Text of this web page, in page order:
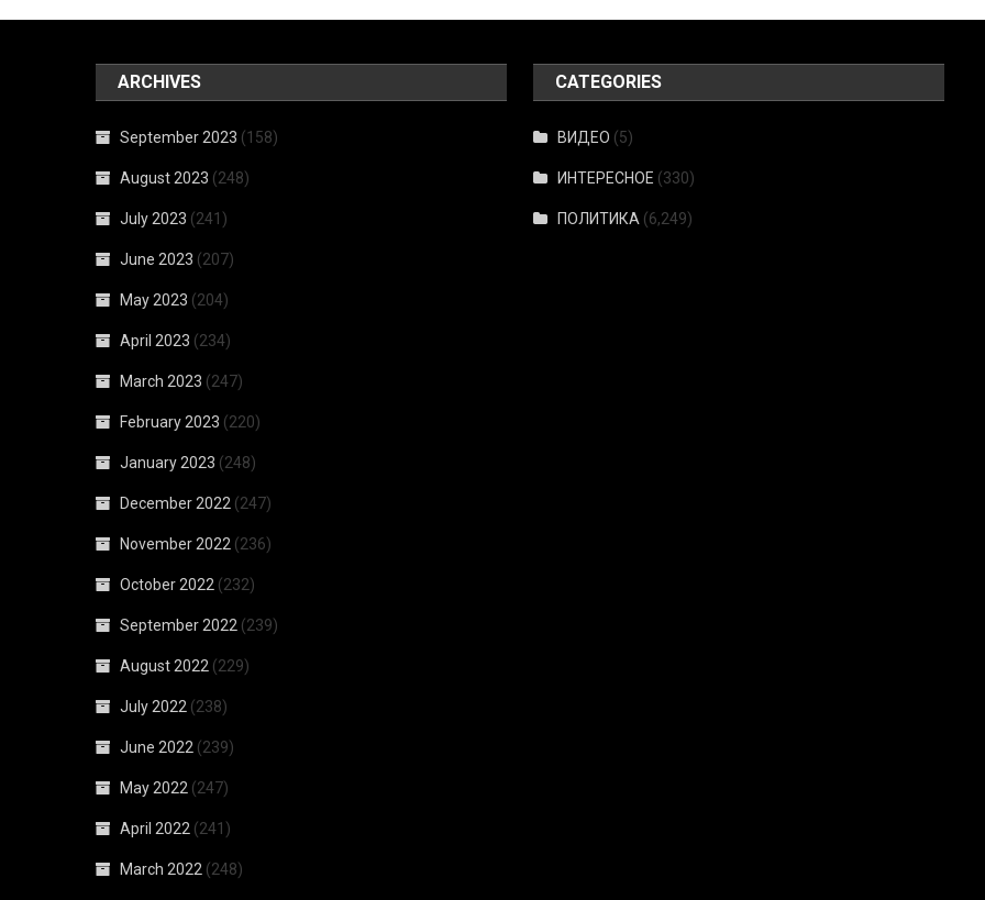
ARCHIVES
September 2023 (158)
August 2023 (248)
July 2023 (241)
June 2023 (207)
May 2023 (204)
April 2023 (234)
March 2023 (247)
February 2023 (220)
January 2023 (248)
December 2022 (247)
November 2022 (236)
October 2022 (232)
September 2022 (239)
August 2022 (229)
July 2022 (238)
June 2022 (239)
May 2022 (247)
April 2022 (241)
March 2022 (248)
CATEGORIES
ВИДЕО (5)
ИНТЕРЕСНОЕ (330)
ПОЛИТИКА (6,249)